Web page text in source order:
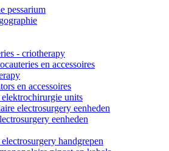
pessarium
- criotherapy
en accessoires
en accessoires
units
electrosurgery eenheden
eenheden
handgrepen